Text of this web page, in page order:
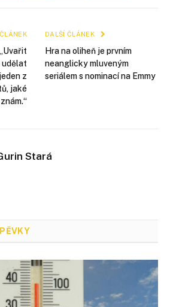
udělat
z
jaké
znám.“
DALŠÍ ČLÁNEK
Hra na oliheň je prvním
neanglicky mluveným
seriálem s nominací na Emmy
Stará